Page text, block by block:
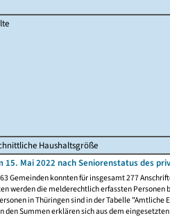
Haushaltsgröße
15. Mai 2022 nach Seniorenstatus des
Gemeinden konnten für insgesamt 277
werden die melderechtlich erfassten
in Thüringen sind in der Tabelle
den Summen erklären sich aus dem